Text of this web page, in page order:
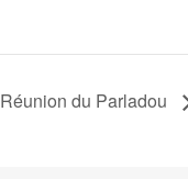
Réunion du Parladou